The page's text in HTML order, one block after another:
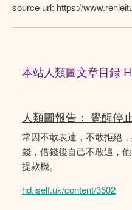
source url: https://
本站人類圖文章目録
人類圖報告： 覺醒停
常因不敢表達，不敢拒絕
錢，借錢後自己不敢追，
提款機。
hd.iself.uk/content/3502